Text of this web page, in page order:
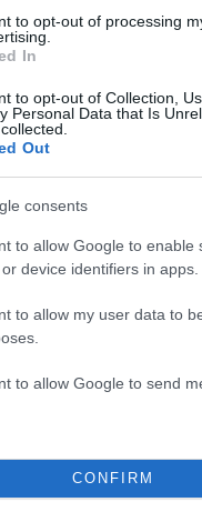
to opt-out of processing
In
to opt-out of Collection,
Personal Data that Is
Out
consents
to allow Google to
device identifiers in apps.
to allow my user data to
to allow Google to send
CONFIRM